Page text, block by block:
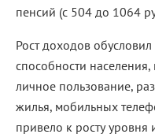
пенсий (с 504 до 1064
Рост доходов
способности
личное пользование,
жилья, мобильных
привело к росту уровня